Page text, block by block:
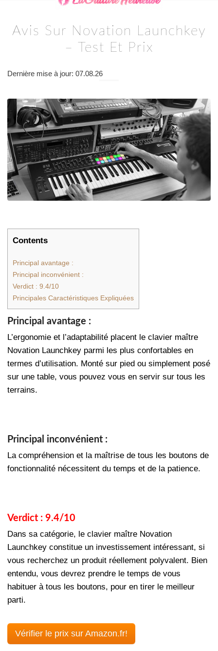
Avis Sur Novation Launchkey
– Test Et Prix
Dernière mise à jour: 07.08.26
Contents
Principal avantage :
Principal inconvénient :
Verdict : 9.4/10
Principales Caractéristiques Expliquées
Principal avantage :
L’ergonomie et l’adaptabilité placent le clavier maître
Novation Launchkey parmi les plus confortables en
termes d’utilisation. Monté sur pied ou simplement posé
sur une table, vous pouvez vous en servir sur tous les
terrains.
Principal inconvénient :
La compréhension et la maîtrise de tous les boutons de
fonctionnalité nécessitent du temps et de la patience.
Verdict : 9.4/10
Dans sa catégorie, le clavier maître Novation
Launchkey constitue un investissement intéressant, si
vous recherchez un produit réellement polyvalent. Bien
entendu, vous devrez prendre le temps de vous
habituer à tous les boutons, pour en tirer le meilleur
parti.
Vérifier le prix sur Amazon.fr!